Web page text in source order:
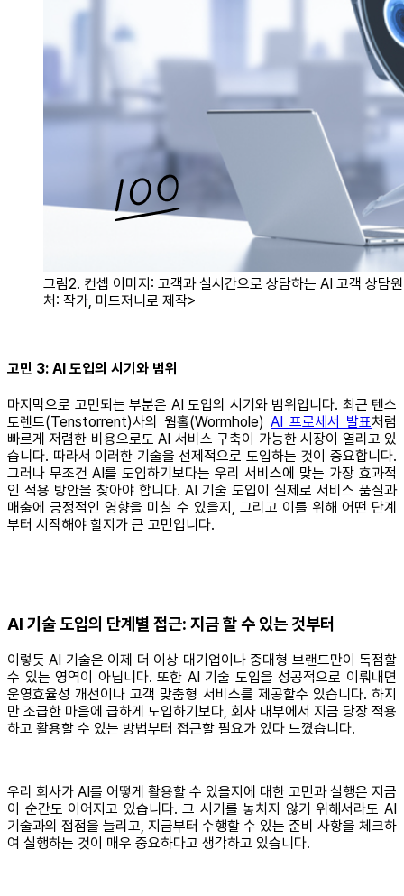
그림2. 컨셉 이미지: 고객과 실시간으로 상담하는 AI 고객 상담
처: 작가, 미드저니로 제작>
고민 3: AI 도입의 시기와 범위
마지막으로 고민되는 부분은 AI 도입의 시기와 범위입니다. 최근 텐스
토렌트(Tenstorrent)사의 웜홀(Wormhole) AI 프로세서 발표처럼
빠르게 저렴한 비용으로도 AI 서비스 구축이 가능한 시장이 열리고 있
습니다. 따라서 이러한 기술을 선제적으로 도입하는 것이 중요합니다.
그러나 무조건 AI를 도입하기보다는 우리 서비스에 맞는 가장 효과적
인 적용 방안을 찾아야 합니다. AI 기술 도입이 실제로 서비스 품질과
매출에 긍정적인 영향을 미칠 수 있을지, 그리고 이를 위해 어떤 단계
부터 시작해야 할지가 큰 고민입니다.
AI 기술 도입의 단계별 접근: 지금 할 수 있는 것부터
이렇듯 AI 기술은 이제 더 이상 대기업이나 중대형 브랜드만이 독점할
수 있는 영역이 아닙니다. 또한 AI 기술 도입을 성공적으로 이뤄내면
운영효율성 개선이나 고객 맞춤형 서비스를 제공할수 있습니다. 하지
만 조급한 마음에 급하게 도입하기보다, 회사 내부에서 지금 당장 적용
하고 활용할 수 있는 방법부터 접근할 필요가 있다 느꼈습니다.
우리 회사가 AI를 어떻게 활용할 수 있을지에 대한 고민과 실행은 지금
이 순간도 이어지고 있습니다. 그 시기를 놓치지 않기 위해서라도 AI
기술과의 접점을 늘리고, 지금부터 수행할 수 있는 준비 사항을 체크하
여 실행하는 것이 매우 중요하다고 생각하고 있습니다.